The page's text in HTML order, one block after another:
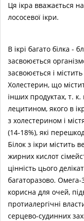
Ця ікра вважається
лососевої ікри.
В ікрі багато білка -
засвоюється
засвоюється і
Холестерин, що
інших продуктах, т.
лецитином, якого в
з холестерином і
(14-18%), які
Білок з ікри містить
жирних кислот
цінність цього
багаторазово. Омега-
корисна для очей,
протиалергічні
серцево-судинних